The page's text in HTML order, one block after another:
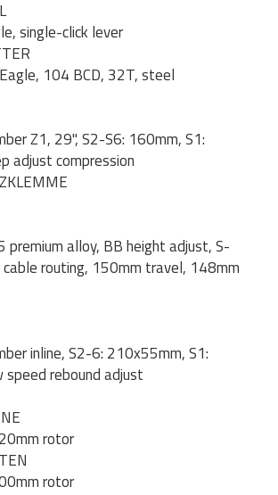
single-click lever
104 BCD, 32T, steel
Z1, 29", S2-S6: 160mm, S1:
adjust compression
premium alloy, BB height adjust, S-
cable routing, 150mm travel, 148mm
inline, S2-6: 210x55mm, S1:
rebound adjust
rotor
rotor